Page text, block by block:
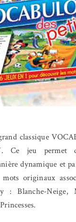
classique
Ce jeu permet
dynamique et
originaux
: Blanche-Neige,